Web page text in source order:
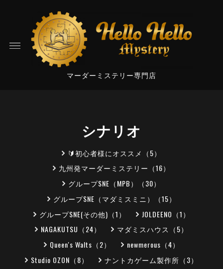
マーダーミステリー専門店
シナリオ
🔰初心者様にオススメ（5）
九州発マーダーミステリー（16）
グループSNE（MPB）（30）
グループSNE（マダミスミニ）（15）
グループSNE(その他)（1）
JOLDEENO（1）
NAGAKUTSU（24）
マダミスハウス（5）
Queen's Walts（2）
newmerous（4）
Studio OZON（8）
ナントカゲーム製作所（3）